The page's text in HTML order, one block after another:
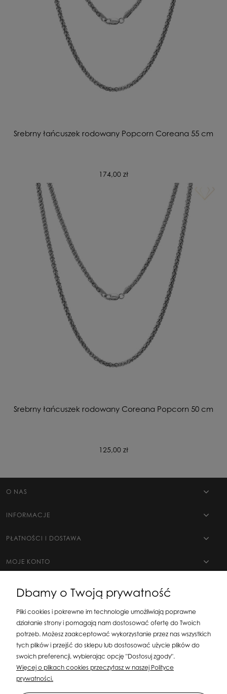
Srebrny łańcuszek rodowany Popcorn Coreana 55 cm
174,00 zł
Srebrny łańcuszek rodowany Coreana Popcorn 50 cm
125,00 zł
O NAS
INFORMACJE
PŁATNOŚCI I DOSTAWA
MOJE KONTO
Silit Group Maciej Suska
| ul. Astronomów 16, 80-299 Gdańsk, woj. pomorskie
sklepsusetti@gmail.com
Tel.: 508-107-233 | NIP: 5841956567 REGON:
Dbamy o Twoją prywatność
Pliki cookies i pokrewne im technologie umożliwiają poprawne
działanie strony i pomagają nam dostosować ofertę do Twoich
potrzeb. Możesz zaakceptować wykorzystanie przez nas wszystkich
tych plików i przejść do sklepu lub dostosować użycie plików do
swoich preferencji, wybierając opcję "Dostosuj zgody".
Więcej o plikach cookies przeczytasz w naszej Polityce
prywatności.